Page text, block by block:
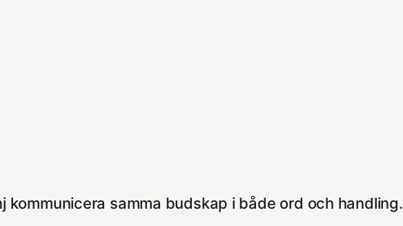
kommunicera samma budskap i både ord och handling.